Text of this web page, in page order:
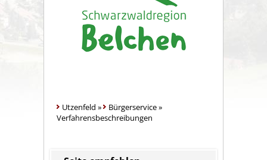
Utzenfeld » Bürgerservice»
Verfahrensbeschreibungen